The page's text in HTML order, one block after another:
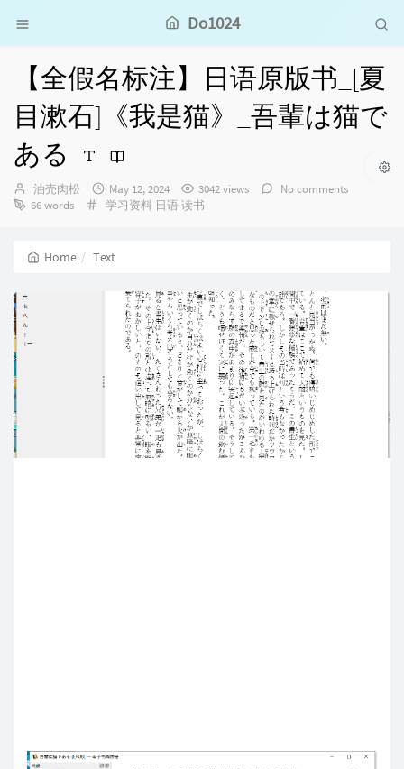
Do1024
【全假名标注】日语原版书_[夏
目漱石]《我是猫》_吾輩は猫で
ある
Author：
油売肉松
发
布
May 12, 2024 3042 views
No comments
66 words
Categories：
学习资料 日语读书
Home Text